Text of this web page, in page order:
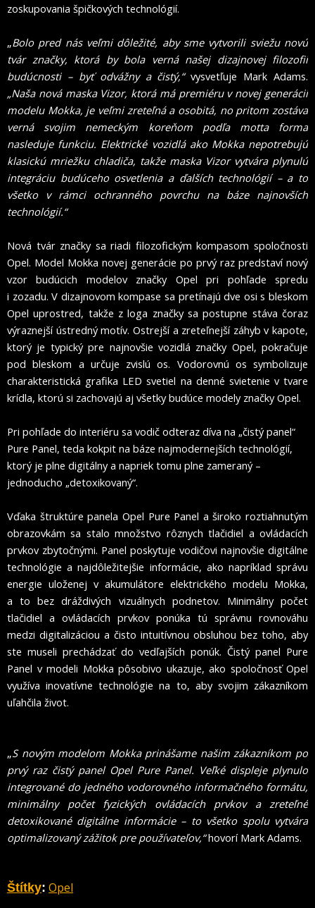
zoskupovania špičkových technológií.
„Bolo pred nás veľmi dôležité, aby sme vytvorili sviežu novú
tvár značky, ktorá by bola verná našej dizajnovej filozofii
budúcnosti – byť odvážny a čistý,“vysvetľuje Mark Adams.
„Naša nová maska Vizor, ktorá má premiéru v novej generácii
modelu Mokka, je veľmi zreteľná a osobitá, no pritom zostáva
verná svojim nemeckým koreňom podľa motta forma
nasleduje funkciu. Elektrické vozidlá ako Mokka nepotrebujú
klasickú mriežku chladiča, takže maska Vizor vytvára plynulú
integráciu budúceho osvetlenia a ďalších technológií – a to
všetko v rámci ochranného povrchu na báze najnovších
technológií.“
Nová tvár značky sa riadi filozofickým kompasom spoločnosti
Opel. Model Mokka novej generácie po prvý raz predstaví nový
vzor budúcich modelov značky Opel pri pohľade spredu
i zozadu. V dizajnovom kompase sa pretínajú dve osi s bleskom
Opel uprostred, takže z loga značky sa postupne stáva čoraz
výraznejší ústredný motív. Ostrejší a zreteľnejší záhyb v kapote,
ktorý je typický pre najnovšie vozidlá značky Opel, pokračuje
pod bleskom a určuje zvislú os. Vodorovnú os symbolizuje
charakteristická grafika LED svetiel na denné svietenie v tvare
krídla, ktorú si zachovajú aj všetky budúce modely značky Opel.
Pri pohľade do interiéru sa vodič odteraz díva na „čistý panel“
Pure Panel, teda kokpit na báze najmodernejších technológií,
ktorý je plne digitálny a napriek tomu plne zameraný –
jednoducho „detoxikovaný“.
Vďaka štruktúre panela Opel Pure Panel a široko roztiahnutým
obrazovkám sa stalo množstvo rôznych tlačidiel a ovládacích
prvkov zbytočnými. Panel poskytuje vodičovi najnovšie digitálne
technológie a najdôležitejšie informácie, ako napríklad správu
energie uloženej v akumulátore elektrického modelu Mokka,
a to bez dráždivých vizuálnych podnetov. Minimálny počet
tlačidiel a ovládacích prvkov ponúka tú správnu rovnováhu
medzi digitalizáciou a čisto intuitívnou obsluhou bez toho, aby
ste museli prechádzať do vedľajších ponúk. Čistý panel Pure
Panel v modeli Mokka pôsobivo ukazuje, ako spoločnosť Opel
využíva inovatívne technológie na to, aby svojim zákazníkom
uľahčila život.
„S novým modelom Mokka prinášame našim zákazníkom po
prvý raz čistý panel Opel Pure Panel. Veľké displeje plynulo
integrované do jedného vodorovného informačného formátu,
minimálny počet fyzických ovládacích prvkov a zreteľné
detoxikované digitálne informácie – to všetko spolu vytvára
optimalizovaný zážitok pre používateľov,“hovorí Mark Adams.
Štítky: Opel